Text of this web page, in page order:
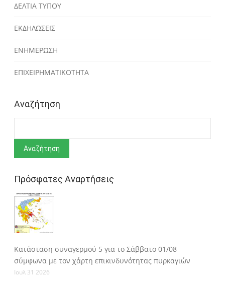
ΔΕΛΤΙΑ ΤΥΠΟΥ
ΕΚΔΗΛΩΣΕΙΣ
ΕΝΗΜΕΡΩΣΗ
ΕΠΙΧΕΙΡΗΜΑΤΙΚΟΤΗΤΑ
Αναζήτηση
Πρόσφατες Αναρτήσεις
Κατάσταση συναγερμού 5 για το Σάββατο 01/08
σύμφωνα με τον χάρτη επικινδυνότητας πυρκαγιών
Ιουλ 31 2026